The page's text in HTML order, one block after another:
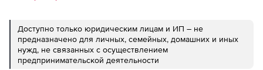
Доступно только юридическим лицам и ИП – не
предназначено для личных, семейных, домашних и иных
нужд, не связанных с осуществлением
предпринимательской деятельности